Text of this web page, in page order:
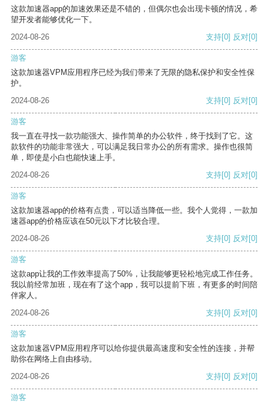
这款加速器app的加速效果还是不错的，但偶尔也会出现卡顿的情况，希
望开发者能够优化一下。
2024-08-26
支持[0] 反对[0]
游客
这款加速器VPM应用程序已经为我们带来了无限的隐私保护和安全性保
护。
2024-08-26
支持[0] 反对[0]
游客
我一直在寻找一款功能强大、操作简单的办公软件，终于找到了它。这
款软件的功能非常强大，可以满足我日常办公的所有需求。操作也很简
单，即使是小白也能快速上手。
2024-08-26
支持[0] 反对[0]
游客
这款加速器app的价格有点贵，可以适当降低一些。我个人觉得，一款加
速器app的价格应该在50元以下才比较合理。
2024-08-26
支持[0] 反对[0]
游客
这款app让我的工作效率提高了50%，让我能够更轻松地完成工作任务。
我以前经常加班，现在有了这个app，我可以提前下班，有更多的时间陪
伴家人。
2024-08-26
支持[0] 反对[0]
游客
这款加速器VPM应用程序可以给你提供最高速度和安全性的连接，并帮
助你在网络上自由移动。
2024-08-26
支持[0] 反对[0]
游客